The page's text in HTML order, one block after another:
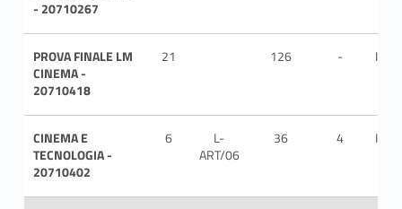
- 20710267
PROVA FINALE LM
CINEMA -
20710418
21 126 - ITA
CINEMA E
TECNOLOGIA -
20710402
6
L-
ART/06
36 4 ITA